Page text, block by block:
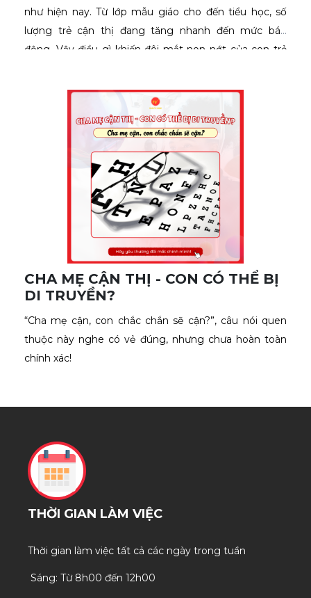
như hiện nay. Từ lớp mẫu giáo cho đến tiểu học, số
lượng trẻ cận thị đang tăng nhanh đến mức báo
động. Vậy điều gì khiến đôi mắt non nớt của con trẻ
CHA MẸ CẬN THỊ - CON CÓ THỂ BỊ
DI TRUYỀN?
“Cha mẹ cận, con chắc chắn sẽ cận?”, câu nói quen
thuộc này nghe có vẻ đúng, nhưng chưa hoàn toàn
chính xác!
THỜI GIAN LÀM VIỆC
Thời gian làm việc tất cả các ngày trong tuần
Sáng: Từ 8h00 đến 12h00